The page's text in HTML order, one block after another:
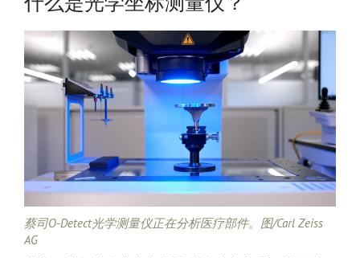
蔡司O-Detect光学测量仪正在分析医疗部件。图/Carl Zeiss
AG